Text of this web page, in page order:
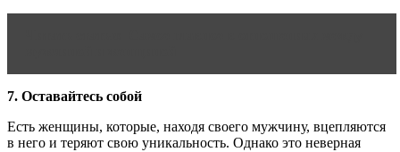
7. Оставайтесь собой
Есть женщины, которые, находя своего мужчину, вцепляются
в него и теряют свою уникальность. Однако это неверная